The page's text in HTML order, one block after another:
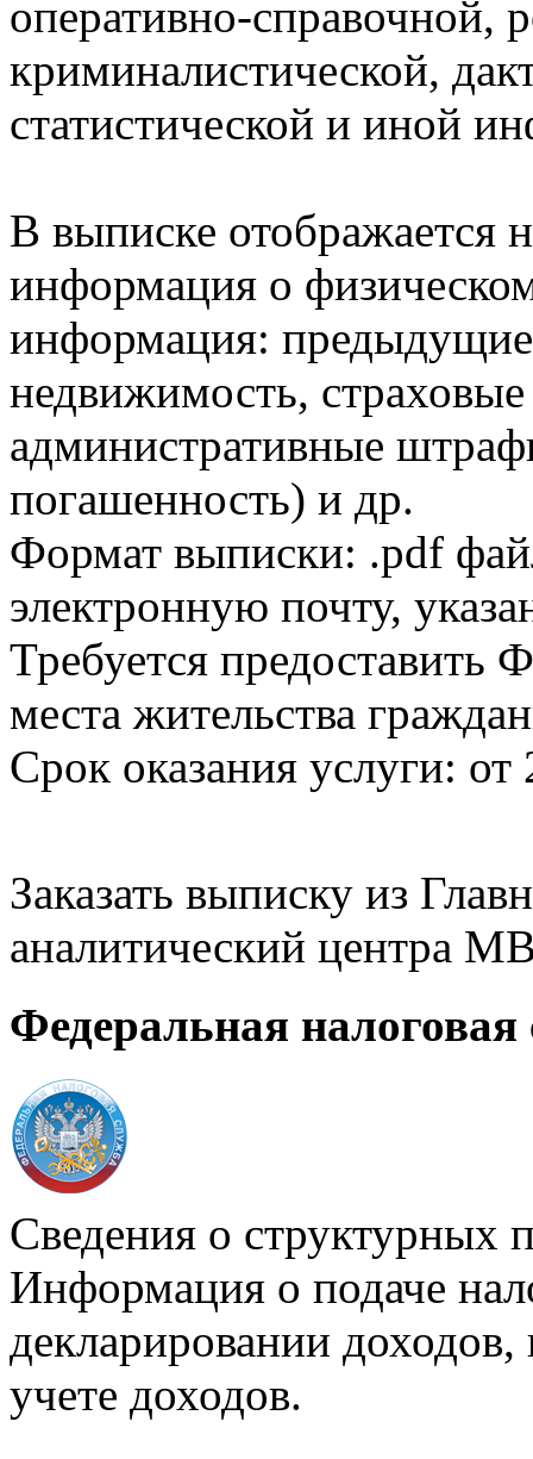
оперативно-справочной,
криминалистической,
статистической и иной
В выписке отображается
информация о
информация:
недвижимость,
административные
погашенность) и др.
Формат выписки: .pdf
электронную почту,
Требуется
места жительства
Срок оказания услуги: от
Заказать выписку из
аналитический центра
Федеральная налоговая
Сведения о структурных
Информация о подаче
декларировании доходов,
учете доходов.